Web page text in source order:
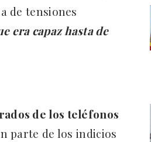
de tensiones
era capaz hasta de
de los teléfonos
parte de los indicios